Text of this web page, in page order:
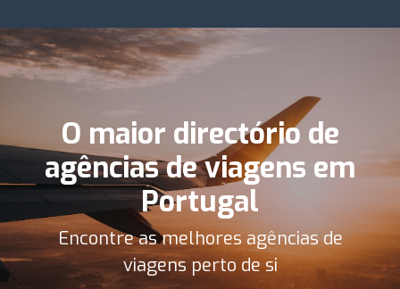
O maior directório de
agências de viagens em
Portugal
Encontre as melhores agências de
viagens perto de si